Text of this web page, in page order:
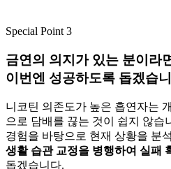
Special Point 3
금연의 의지가 있는 분이라
이번엔 성공하도록 돕겠습
니코틴 의존도가 높은 흡연자는
으로 담배를 끊는 것이 쉽지 않습
경험을 바탕으로 현재 상황을 분
생활 습관 교정을 병행하여 실패
돕겠습니다.